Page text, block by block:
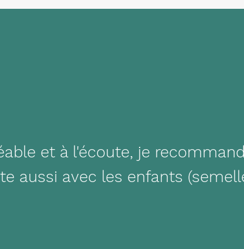
et à l'écoute, je
aussi avec les enfants